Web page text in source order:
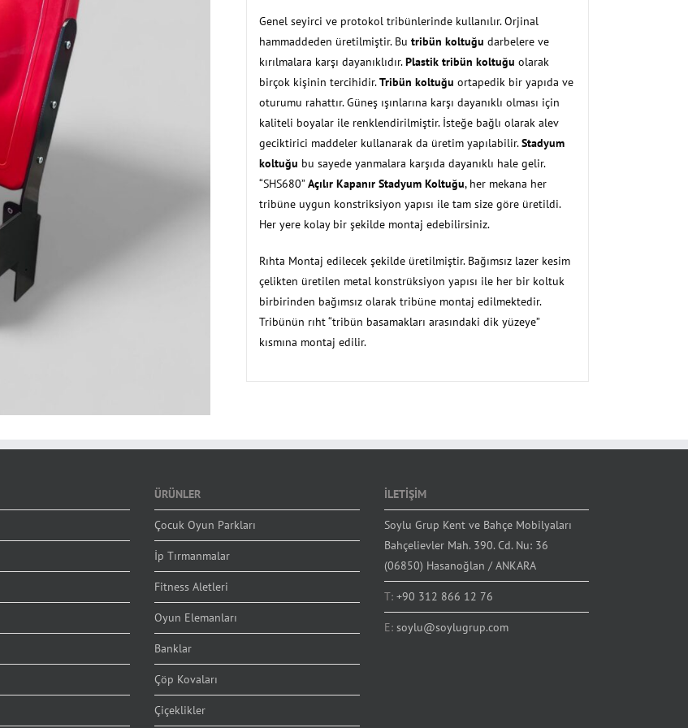
Genel seyirci ve protokol tribünlerinde kullanılır. Orjinal
hammaddeden üretilmiştir. Bu tribün koltuğu darbelere ve
kırılmalara karşı dayanıklıdır.Plastik tribün koltuğu olarak
birçok kişinin tercihidir.Tribün koltuğu ortapedik bir yapıda ve
oturumu rahattır. Güneş ışınlarına karşı dayanıklı olması için
kaliteli boyalar ile renklendirilmiştir. İsteğe bağlı olarak alev
geciktirici maddeler kullanarak da üretim yapılabilir.Stadyum
koltuğu bu sayede yanmalara karşıda dayanıklı hale gelir.
“SHS680”Açılır Kapanır Stadyum Koltuğu, her mekana her
tribüne uygun konstriksiyon yapısı ile tam size göre üretildi.
Her yere kolay bir şekilde montaj edebilirsiniz.
Rıhta Montaj edilecek şekilde üretilmiştir. Bağımsız lazer kesim
çelikten üretilen metal konstrüksiyon yapısı ile her bir koltuk
birbirinden bağımsız olarak tribüne montaj edilmektedir.
Tribünün rıht “tribün basamakları arasındaki dik yüzeye”
kısmına montaj edilir.
ÜRÜNLER
Çocuk Oyun Parkları
İp Tırmanmalar
Fitness Aletleri
Oyun Elemanları
Banklar
Çöp Kovaları
Çiçeklikler
İLETİŞİM
Soylu Grup Kent ve Bahçe Mobilyaları
Bahçelievler Mah. 390. Cd. Nu: 36
(06850) Hasanoğlan / ANKARA
T: +90 312 866 12 76
E: soylu@soylugrup.com